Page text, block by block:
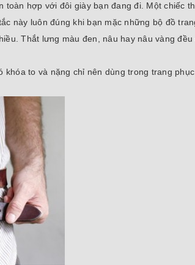
hợp với đôi giày bạn đang đi. Một chiếc
này luôn đúng khi bạn mặc những bộ đồ
Thắt lưng màu đen, nâu hay nâu vàng
to và nặng chỉ nên dùng trong trang